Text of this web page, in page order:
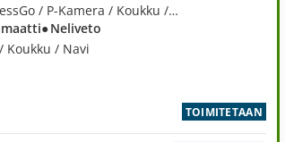
TOIMITETAAN
2,5, 300h Hybrid A AWD Comfort ** Vakkari / KeyLessGo / P-Kamera / Koukku / Navi / Xenon / Nahat **
● Neliveto
Koukku / Navi